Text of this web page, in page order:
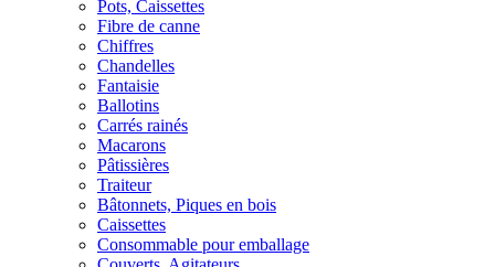
Pots, Caissettes
Fibre de canne
Chiffres
Chandelles
Fantaisie
Ballotins
Carrés rainés
Macarons
Pâtissières
Traiteur
Bâtonnets, Piques en bois
Caissettes
Consommable pour emballage